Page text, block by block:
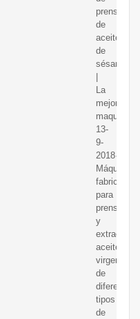
prensa
de
aceite
de
sésamo
La
mejor
maquinaria
13-
9-
2018·
Máquina
fabricada
para
prensar
y
extraer
aceite
virgen
de
diferentes
tipos
de